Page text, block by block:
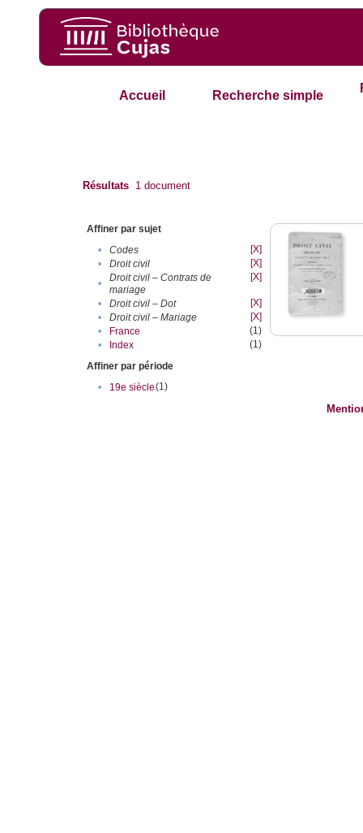
Accueil Recherche simple
Résultats 1 document
Affiner par sujet
•
Codes
[X]
•
Droit civil
[X]
•
Droit civil – Contrats de
mariage
[X]
• Droit civil – Dot
[X]
•
Droit civil – Mariage
[X]
•
France
(1)
•
Index
(1)
Affiner par période
•
19e siècle(1)